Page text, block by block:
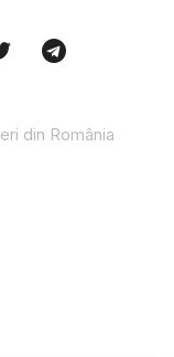
din România